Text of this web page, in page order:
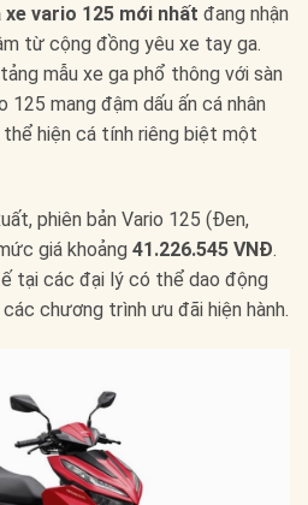
xe vario 125 mới nhất đang nhận
từ cộng đồng yêu xe tay ga.
mẫu xe ga phổ thông với sàn
125 mang đậm dấu ấn cá nhân
hiện cá tính riêng biệt một
phiên bản Vario 125 (Đen,
giá khoảng 41.226.545 VNĐ.
tại các đại lý có thể dao động
chương trình ưu đãi hiện hành.